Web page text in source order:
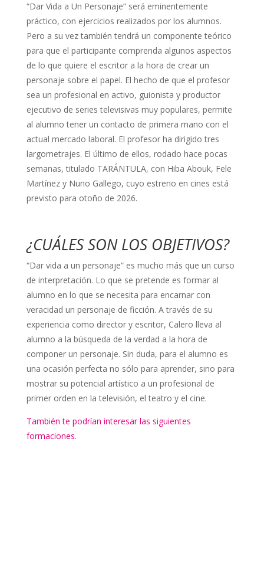
“Dar Vida a Un Personaje” será eminentemente
práctico, con ejercicios realizados por los alumnos.
Pero a su vez también tendrá un componente teórico
para que el participante comprenda algunos aspectos
de lo que quiere el escritor a la hora de crear un
personaje sobre el papel. El hecho de que el profesor
sea un profesional en activo, guionista y productor
ejecutivo de series televisivas muy populares, permite
al alumno tener un contacto de primera mano con el
actual mercado laboral. El profesor ha dirigido tres
largometrajes. El último de ellos, rodado hace pocas
semanas, titulado TARÁNTULA, con Hiba Abouk, Fele
Martínez y Nuno Gallego, cuyo estreno en cines está
previsto para otoño de 2026.
¿CUÁLES SON LOS OBJETIVOS?
“Dar vida a un personaje” es mucho más que un curso
de interpretación. Lo que se pretende es formar al
alumno en lo que se necesita para encarnar con
veracidad un personaje de ficción. A través de su
experiencia como director y escritor, Calero lleva al
alumno a la búsqueda de la verdad a la hora de
componer un personaje. Sin duda, para el alumno es
una ocasión perfecta no sólo para aprender, sino para
mostrar su potencial artístico a un profesional de
primer orden en la televisión, el teatro y el cine.
También te podrían interesar las siguientes
formaciones.